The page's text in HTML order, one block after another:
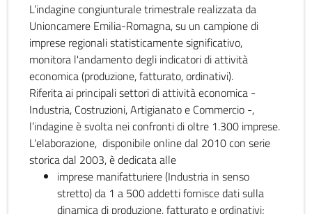
L’indagine congiunturale trimestrale realizzata da
Unioncamere Emilia-Romagna, su un campione di
imprese regionali statisticamente significativo,
monitora l'andamento degli indicatori di attività
economica (produzione, fatturato, ordinativi).
Riferita ai principali settori di attività economica -
Industria, Costruzioni, Artigianato e Commercio -,
l’indagine è svolta nei confronti di oltre 1.300 imprese.
L'elaborazione, disponibile online dal 2010 con serie
storica dal 2003, è dedicata alle
imprese manifatturiere (Industria in senso
stretto) da 1 a 500 addetti fornisce dati sulla
dinamica di produzione, fatturato e ordinativi;